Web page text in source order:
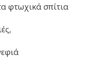
φτωχικά σπίτια